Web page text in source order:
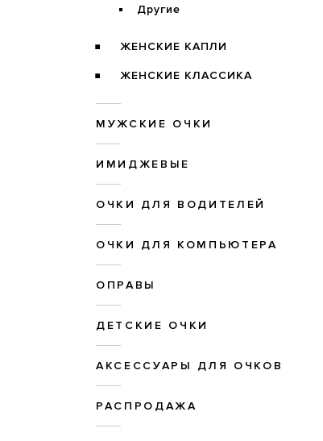
Другие
ЖЕНСКИЕ КАПЛИ
ЖЕНСКИЕ КЛАССИКА
МУЖСКИЕ ОЧКИ
ИМИДЖЕВЫЕ
ОЧКИ ДЛЯ ВОДИТЕЛЕЙ
ОЧКИ ДЛЯ КОМПЬЮТЕРА
ОПРАВЫ
ДЕТСКИЕ ОЧКИ
АКСЕССУАРЫ ДЛЯ ОЧКОВ
РАСПРОДАЖА